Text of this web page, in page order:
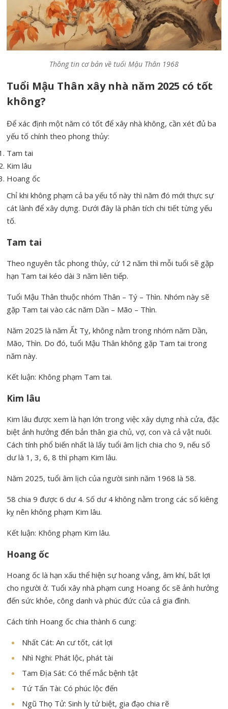
Thông tin cơ bản về tuổi Mậu Thân 1968
Tuổi Mậu Thân xây nhà năm 2025 có tốt
không?
Để xác định một năm có tốt để xây nhà không, cần xét đủ ba
yếu tố chính theo phong thủy:
Tam tai
Kim lâu
Hoang ốc
Chỉ khi không phạm cả ba yếu tố này thì năm đó mới thực sự
cát lành để xây dựng. Dưới đây là phân tích chi tiết từng yếu
tố.
Tam tai
Theo nguyên tắc phong thủy, cứ 12 năm thì mỗi tuổi sẽ gặp
hạn Tam tai kéo dài 3 năm liên tiếp.
Tuổi Mậu Thân thuộc nhóm Thân – Tý – Thìn. Nhóm này sẽ
gặp Tam tai vào các năm Dần – Mão – Thìn.
Năm 2025 là năm Ất Tỵ, không nằm trong nhóm năm Dần,
Mão, Thìn. Do đó, tuổi Mậu Thân không gặp Tam tai trong
năm này.
Kết luận: Không phạm Tam tai.
Kim lâu
Kim lâu được xem là hạn lớn trong việc xây dựng nhà cửa, đặc
biệt ảnh hưởng đến bản thân gia chủ, vợ, con và cả vật nuôi.
Cách tính phổ biến nhất là lấy tuổi âm lịch chia cho 9, nếu số
dư là 1, 3, 6, 8 thì phạm Kim lâu.
Năm 2025, tuổi âm lịch của người sinh năm 1968 là 58.
58 chia 9 được 6 dư 4. Số dư 4 không nằm trong các số kiêng
kỵ nên không phạm Kim lâu.
Kết luận: Không phạm Kim lâu.
Hoang ốc
Hoang ốc là hạn xấu thể hiện sự hoang vắng, âm khí, bất lợi
cho người ở. Tuổi xây nhà phạm cung Hoang ốc sẽ ảnh hưởng
đến sức khỏe, công danh và phúc đức của cả gia đình.
Cách tính Hoang ốc chia thành 6 cung:
Nhất Cát: An cư tốt, cát lợi
Nhì Nghi: Phát lộc, phát tài
Tam Địa Sát: Có thể mắc bệnh tật
Tứ Tấn Tài: Có phúc lộc đến
Ngũ Thọ Tử: Sinh ly tử biệt, gia đạo chia rẽ